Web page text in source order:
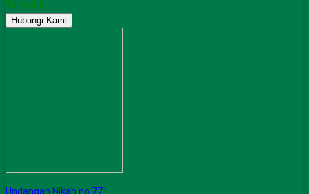
Tersedia
Hubungi Kami
Undangan Nikah no 771